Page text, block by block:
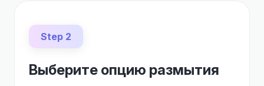
Step 2
Выберите опцию размытия